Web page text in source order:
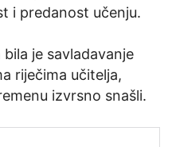
i predanost učenju.
je savladavanje
riječima učitelja,
izvrsno snašli.